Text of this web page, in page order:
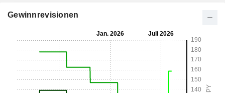
Gewinnrevisionen